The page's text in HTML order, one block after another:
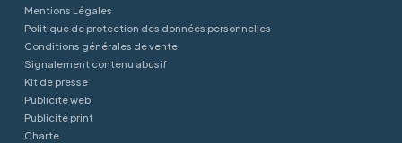
Mentions Légales
Politique de protection des données personnelles
Conditions générales de vente
Signalement contenu abusif
Kit de presse
Publicité web
Publicité print
Charte